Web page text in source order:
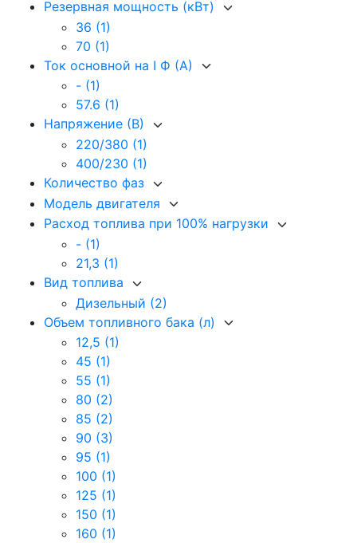
Резервная мощность (кВт)
36 (1)
70 (1)
Ток основной на I Ф (А)
- (1)
57.6 (1)
Напряжение (В)
220/380 (1)
400/230 (1)
Количество фаз
Модель двигателя
Расход топлива при 100% нагрузки
- (1)
21,3 (1)
Вид топлива
Дизельный (2)
Объем топливного бака (л)
12,5 (1)
45 (1)
55 (1)
80 (2)
85 (2)
90 (3)
95 (1)
100 (1)
125 (1)
150 (1)
160 (1)